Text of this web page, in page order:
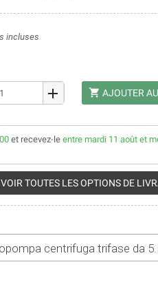
incluses
add shopping_cart AJOUTER
et recevez-le entre mardi 11 août et
VOIR TOUTES LES OPTIONS DE
centrifuga trifase da